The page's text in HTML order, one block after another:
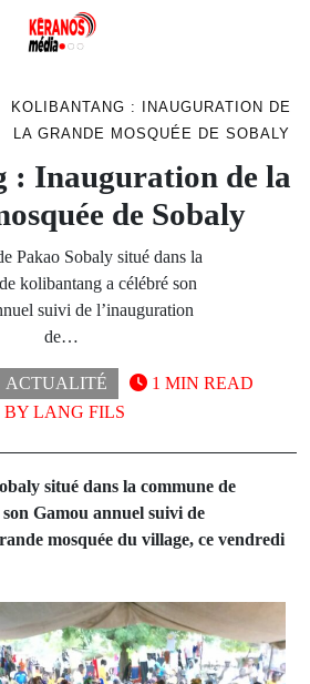
KOLIBANTANG : INAUGURATION DE
LA GRANDE MOSQUÉE DE SOBALY
: Inauguration de la
de Sobaly
Pakao Sobaly situé dans la
kolibantang a célébré son
suivi de l’inauguration
de…
ACTUALITÉ
BY LANG FILS
1 MIN READ
situé dans la commune de
Gamou annuel suivi de
mosquée du village, ce vendredi